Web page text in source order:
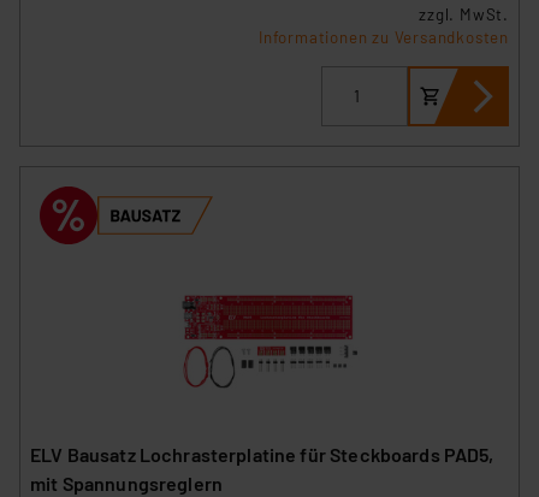
zzgl. MwSt.
Informationen zu Versandkosten
ELV Bausatz Lochrasterplatine für Steckboards PAD5,
mit Spannungsreglern